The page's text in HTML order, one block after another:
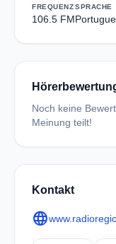
FREQUENZ
106.5 FM
SPRACHE
Noch keine
Meinung teilt!
Kontakt
language